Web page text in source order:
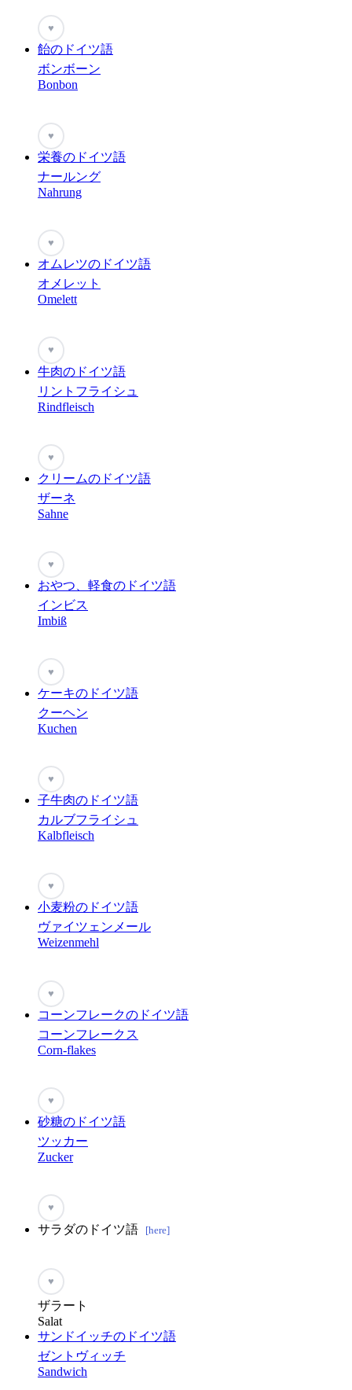
♥
飴のドイツ語
ボンボーン
Bonbon
♥
栄養のドイツ語
ナールング
Nahrung
♥
オムレツのドイツ語
オメレット
Omelett
♥
牛肉のドイツ語
リントフライシュ
Rindfleisch
♥
クリームのドイツ語
ザーネ
Sahne
♥
おやつ、軽食のドイツ語
インビス
Imbiß
♥
ケーキのドイツ語
クーヘン
Kuchen
♥
子牛肉のドイツ語
カルブフライシュ
Kalbfleisch
♥
小麦粉のドイツ語
ヴァイツェンメール
Weizenmehl
♥
コーンフレークのドイツ語
コーンフレークス
Corn-flakes
♥
砂糖のドイツ語
ツッカー
Zucker
♥
サラダのドイツ語 [here]
♥
ザラート
Salat
サンドイッチのドイツ語
ゼントヴィッチ
Sandwich